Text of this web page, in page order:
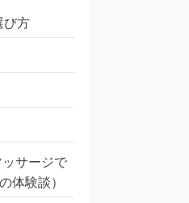
び方
サージで
体験談）